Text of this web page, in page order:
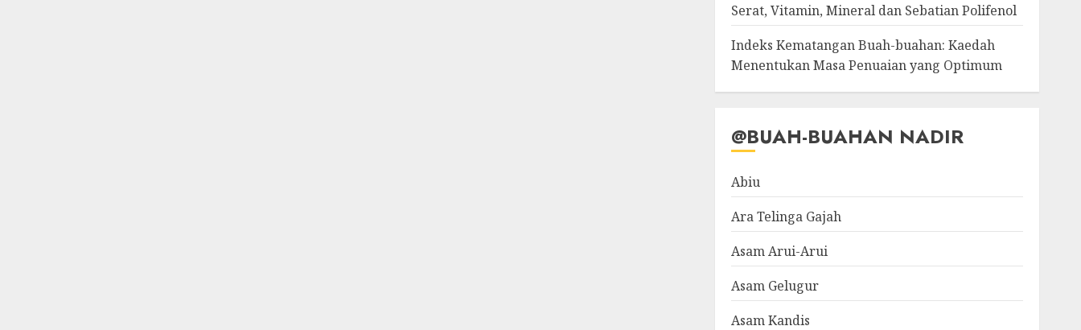
Serat, Vitamin, Mineral dan Sebatian Polifenol
Indeks Kematangan Buah-buahan: Kaedah
Menentukan Masa Penuaian yang Optimum
@BUAH-BUAHAN NADIR
Abiu
Ara Telinga Gajah
Asam Arui-Arui
Asam Gelugur
Asam Kandis